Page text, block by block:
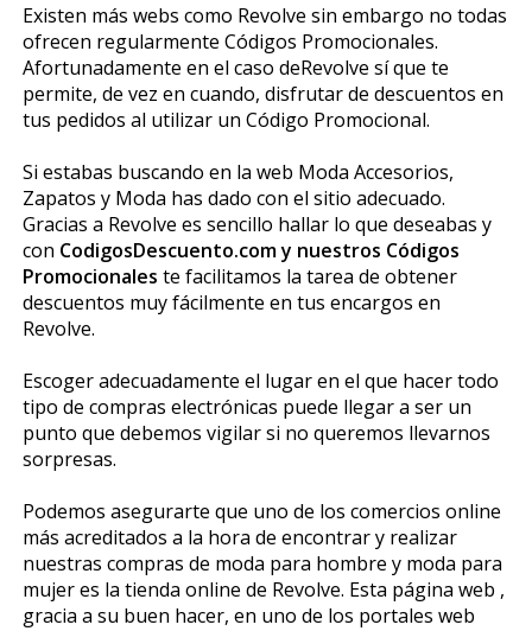
Existen más webs como Revolve sin embargo no todas
ofrecen regularmente Códigos Promocionales.
Afortunadamente en el caso deRevolve sí que te
permite, de vez en cuando, disfrutar de descuentos en
tus pedidos al utilizar un Código Promocional.
Si estabas buscando en la web Moda Accesorios,
Zapatos y Moda has dado con el sitio adecuado.
Gracias a Revolve es sencillo hallar lo que deseabas y
con CodigosDescuento.com y nuestros Códigos
Promocionales te facilitamos la tarea de obtener
descuentos muy fácilmente en tus encargos en
Revolve.
Escoger adecuadamente el lugar en el que hacer todo
tipo de compras electrónicas puede llegar a ser un
punto que debemos vigilar si no queremos llevarnos
sorpresas.
Podemos asegurarte que uno de los comercios online
más acreditados a la hora de encontrar y realizar
nuestras compras de moda para hombre y moda para
mujer es la tienda online de Revolve. Esta página web ,
gracia a su buen hacer, en uno de los portales web